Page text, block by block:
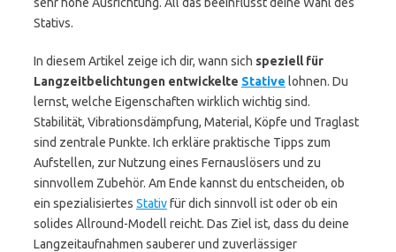
Stativs.
In diesem Artikel zeige ich dir, wann sich speziell für
Langzeitbelichtungen entwickelte Stative lohnen. Du
lernst, welche Eigenschaften wirklich wichtig sind.
Stabilität, Vibrationsdämpfung, Material, Köpfe und Traglast
sind zentrale Punkte. Ich erkläre praktische Tipps zum
Aufstellen, zur Nutzung eines Fernauslösers und zu
sinnvollem Zubehör. Am Ende kannst du entscheiden, ob
ein spezialisiertes Stativfür dich sinnvoll ist oder ob ein
solides Allround-Modell reicht. Das Ziel ist, dass du deine
Langzeitaufnahmen sauberer und zuverlässiger